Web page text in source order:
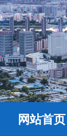
网站首页